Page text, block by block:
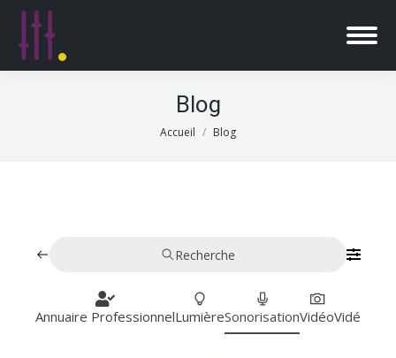
Blog
Vous êtes ici :
Accueil Blog
Recherche
Annuaire ProfessionnelLumièreSonorisationVidéo